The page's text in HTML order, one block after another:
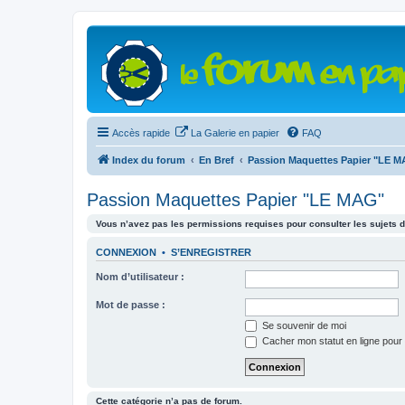
Accès rapide La Galerie en papier FAQ
Index du forum En Bref Passion Maquettes Papier "LE
Passion Maquettes Papier "LE MAG"
Vous n’avez pas les permissions requises pour consulter les sujets
CONNEXION • S’ENREGISTRER
Nom d’utilisateur :
Mot de passe :
Se souvenir de moi
Cacher mon statut en ligne
Cette catégorie n’a pas de forum.